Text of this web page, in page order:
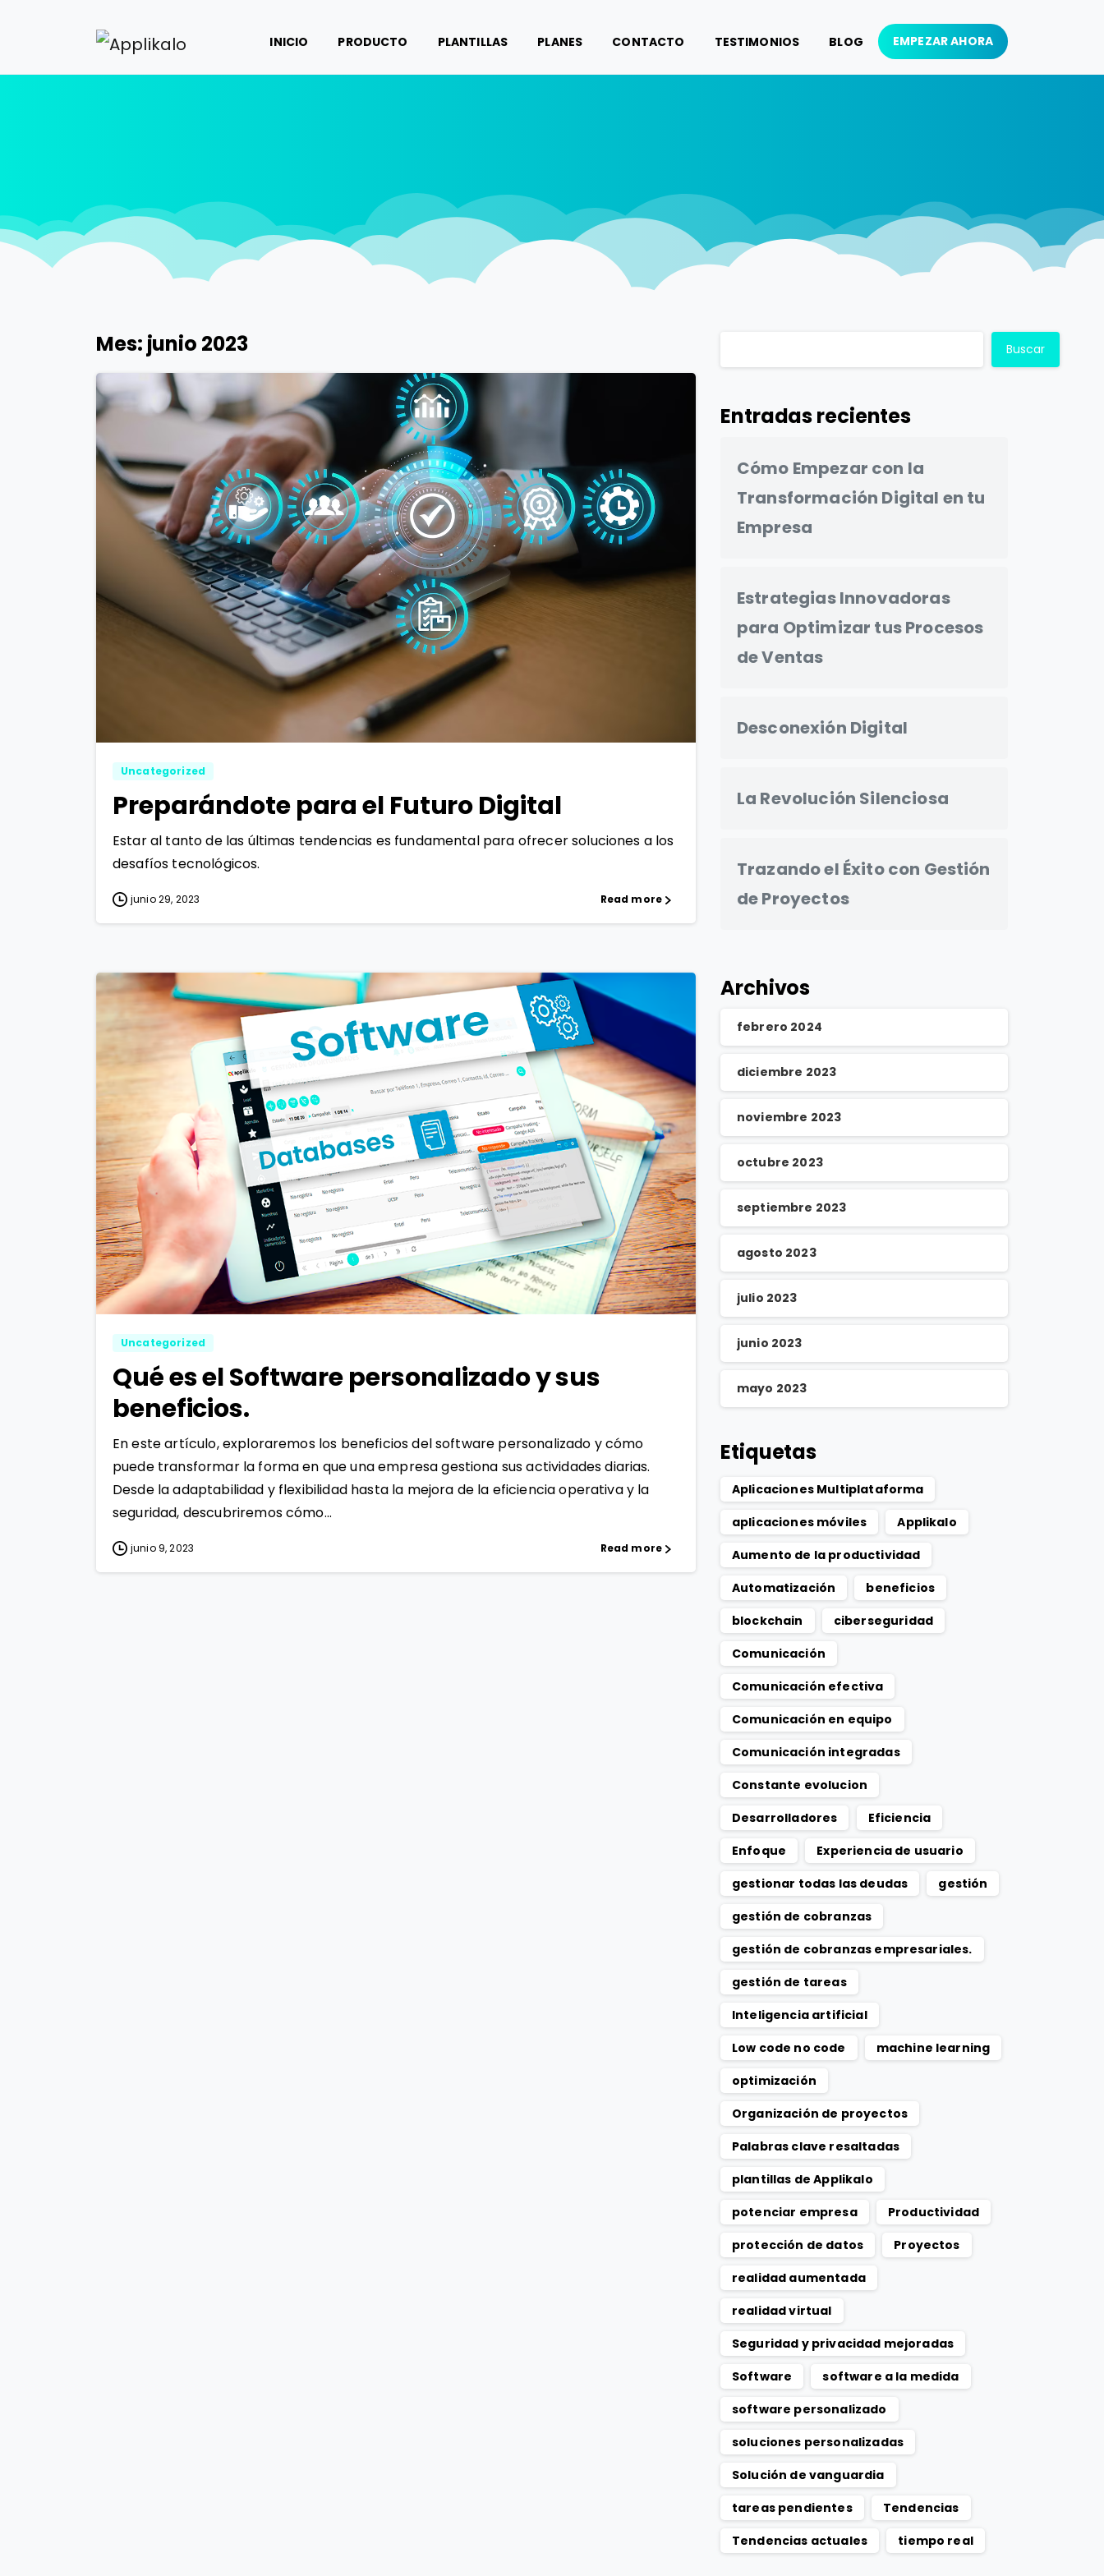
INICIO PRODUCTO PLANTILLAS PLANES CONTACTO TESTIMONIOS BLOG EMPEZAR AHORA
Mes: junio 2023
Uncategorized
Preparándote para el Futuro Digital
Estar al tanto de las últimas tendencias es fundamental para ofrecer soluciones a los
desafíos tecnológicos.
junio 29, 2023 Read more
0 1
Uncategorized
Qué es el Software personalizado y sus
beneficios.
En este artículo, exploraremos los beneficios del software personalizado y cómo
puede transformar la forma en que una empresa gestiona sus actividades diarias.
Desde la adaptabilidad y flexibilidad hasta la mejora de la eficiencia operativa y la
seguridad, descubriremos cómo...
junio 9, 2023 Read more
Buscar
Entradas recientes
Cómo Empezar con la
Transformación Digital en tu
Empresa
Estrategias Innovadoras
para Optimizar tus Procesos
de Ventas
Desconexión Digital
La Revolución Silenciosa
Trazando el Éxito con Gestión
de Proyectos
Archivos
febrero 2024
diciembre 2023
noviembre 2023
octubre 2023
septiembre 2023
agosto 2023
julio 2023
junio 2023
mayo 2023
Etiquetas
Aplicaciones Multiplataforma
aplicaciones móviles
Applikalo
Aumento de la productividad
Automatización
beneficios
blockchain
ciberseguridad
Comunicación
Comunicación efectiva
Comunicación en equipo
Comunicación integradas
Constante evolucion
Desarrolladores
Eficiencia
Enfoque
Experiencia de usuario
gestionar todas las deudas
gestión
gestión de cobranzas
gestión de cobranzas empresariales.
gestión de tareas
Inteligencia artificial
Low code no code
machine learning
optimización
Organización de proyectos
Palabras clave resaltadas
plantillas de Applikalo
potenciar empresa
Productividad
protección de datos
Proyectos
realidad aumentada
realidad virtual
Seguridad y privacidad mejoradas
Software
software a la medida
software personalizado
soluciones personalizadas
Solución de vanguardia
tareas pendientes
Tendencias
Tendencias actuales
tiempo real